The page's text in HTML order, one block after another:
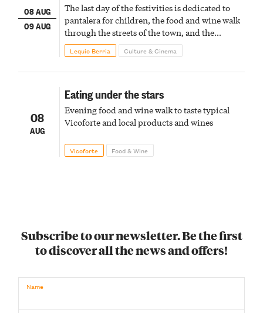
08 AUG
09 AUG
The last day of the festivities is dedicated to
pantalera for children, the food and wine walk
through the streets of the town, and the
fireworks finale
Lequio Berria Culture & Cinema
08
AUG
Eating under the stars
Evening food and wine walk to taste typical
Vicoforte and local products and wines
Vicoforte Food & Wine
Subscribe to our newsletter. Be the first
to discover all the news and offers!
Name